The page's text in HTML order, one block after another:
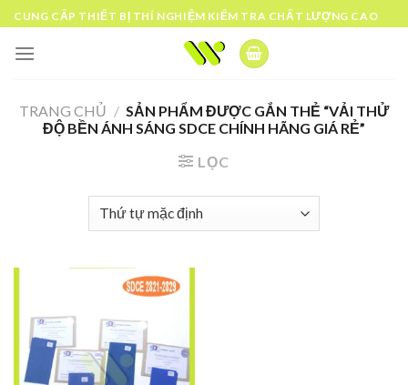
Skip
to
content
CUNG CẤP THIẾT BỊ THÍ NGHIỆM KIỂM TRA CHẤT LƯỢNG CAO
TRANG CHỦ / SẢN PHẨM ĐƯỢC GẮN THẺ “VẢI THỬ
ĐỘ BỀN ÁNH SÁNG SDCE CHÍNH HÃNG GIÁ RẺ”
LỌC